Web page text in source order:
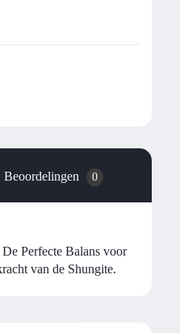
Beoordelingen 0
Perfecte Balans voor
van de Shungite.